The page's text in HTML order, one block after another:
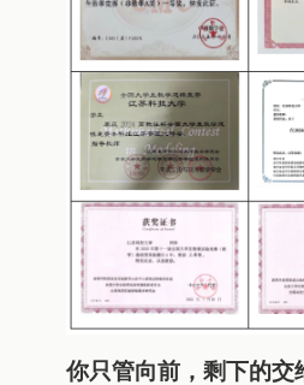
你只管向前，剩下的交